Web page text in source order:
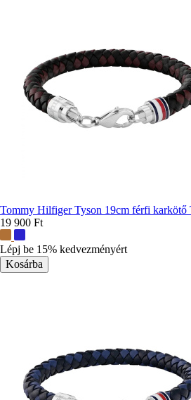
Tommy Hilfiger Tyson 19cm férfi karkötő
19 900 Ft
színek:
Lépj be 15% kedvezményért